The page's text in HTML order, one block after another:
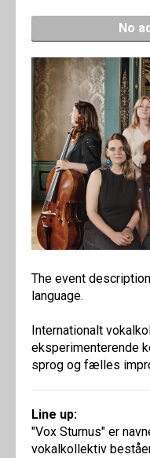
No
The event
language.
Internationalt
eksperimenterende
sprog og fælles
Line up:
"Vox Sturnus" er
vokalkollektiv